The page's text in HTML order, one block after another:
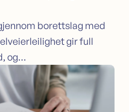
borettslag med
gir full
og…